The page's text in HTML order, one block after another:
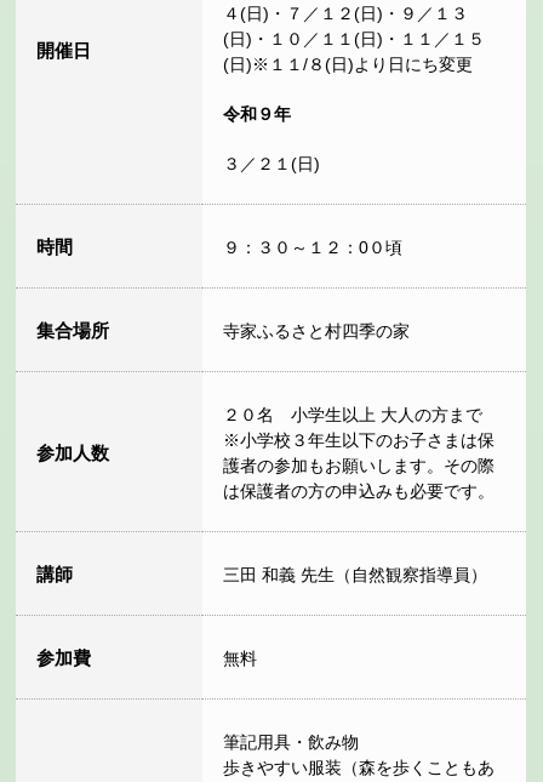
開催日
４(日)・７／１２(日)・９／１３
(日)・１０／１１(日)・１１／１５
(日)※１１/８(日)より日にち変更
令和９年
３／２１(日)
時間 ９：３０～１２：0０頃
集合場所 寺家ふるさと村四季の家
参加人数
２０名 小学生以上 大人の方まで
※小学校３年生以下のお子さまは保
護者の参加もお願いします。その際
は保護者の方の申込みも必要です。
講師 三田 和義 先生（自然観察指導員）
参加費 無料
筆記用具・飲み物
歩きやすい服装（森を歩くこともあ